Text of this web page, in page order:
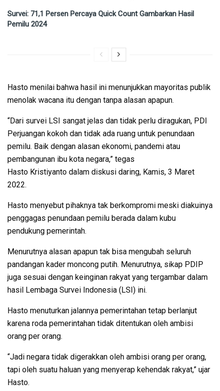
Survei: 71,1 Persen Percaya Quick Count Gambarkan Hasil
Pemilu 2024
Hasto menilai bahwa hasil ini menunjukkan mayoritas publik
menolak wacana itu dengan tanpa alasan apapun.
“Dari survei LSI sangat jelas dan tidak perlu diragukan, PDI
Perjuangan kokoh dan tidak ada ruang untuk penundaan
pemilu. Baik dengan alasan ekonomi, pandemi atau
pembangunan ibu kota negara,” tegas
Hasto Kristiyanto dalam diskusi daring, Kamis, 3 Maret
2022.
Hasto menyebut pihaknya tak berkompromi meski diakuinya
penggagas penundaan pemilu berada dalam kubu
pendukung pemerintah.
Menurutnya alasan apapun tak bisa mengubah seluruh
pandangan kader moncong putih. Menurutnya, sikap PDIP
juga sesuai dengan keinginan rakyat yang tergambar dalam
hasil Lembaga Survei Indonesia (LSI) ini.
Hasto menuturkan jalannya pemerintahan tetap berlanjut
karena roda pemerintahan tidak ditentukan oleh ambisi
orang per orang.
“Jadi negara tidak digerakkan oleh ambisi orang per orang,
tapi oleh suatu haluan yang menyerap kehendak rakyat,” ujar
Hasto.